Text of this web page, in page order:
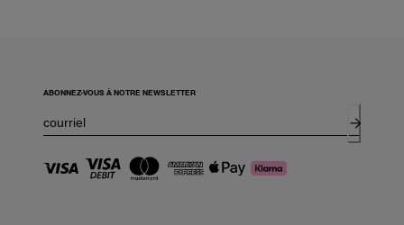
ABONNEZ-VOUS À NOTRE NEWSLETTER